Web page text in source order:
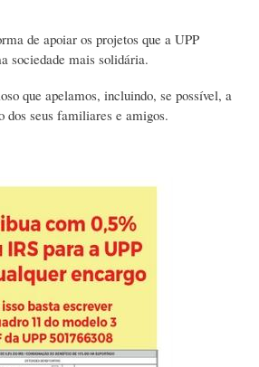
de apoiar os projetos que a UPP
sociedade mais solidária.
que apelamos, incluindo, se possível, a
dos seus familiares e amigos.